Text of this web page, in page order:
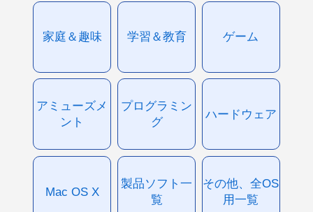
家庭＆趣味 学習＆教育 ゲーム
アミューズメ
ント
プログラミン
グ
ハードウェア
Mac OS X
製品ソフト一
覧
その他、全OS
用一覧